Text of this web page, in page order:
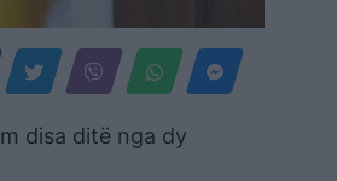
disa ditë nga dy